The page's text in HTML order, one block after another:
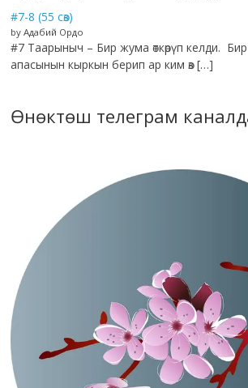
#7-8 (55 сөз)
by Адабий Ордо
#7 Таарыныч – Бир жума өткөрүп келди.
апасынын кыркын берип ар ким өз […]
Өнөктөш телеграм